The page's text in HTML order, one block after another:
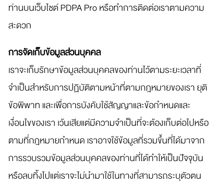
ท่านบนเว็บไซต์ PDPA Pro หรือทำการติดต่อเราตามความ
สะดวก
การจัดเก็บข้อมูลส่วนบุคคล
เราจะเก็บรักษาข้อมูลส่วนบุคคลของท่านไว้ตามระยะเวลาที่
จำเป็นสำหรับการปฏิบัติตามหน้าที่ตามกฎหมายของเรา ยุติ
ข้อพิพาท และเพื่อการบังคับใช้สัญญาและข้อกำหนดและ
เงื่อนไขของเรา เว้นเสียแต่มีความจำเป็นที่จะต้องเก็บต่อไปหรือ
ตามที่กฎหมายกำหนด เราอาจใช้ข้อมูลที่รวมขึ้นที่ได้มาจาก
การรวบรวมข้อมูลส่วนบุคคลของท่านที่ได้ทำให้เป็นปัจจุบัน
หรือลบทิ้งไปแต่เราจะไม่นำมาใช้ในทางที่สามารถระบุตัวตน